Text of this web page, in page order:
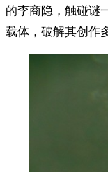
的李商隐，触碰谜
载体，破解其创作